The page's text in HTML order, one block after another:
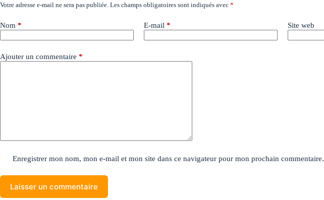
Votre adresse e-mail ne sera pas publiée. Les champs obligatoires sont indiqués avec *
Nom * E-mail * Site web
Ajouter un commentaire *
Enregistrer mon nom, mon e-mail et mon site dans ce navigateur pour mon prochain commentaire.
Laisser un commentaire